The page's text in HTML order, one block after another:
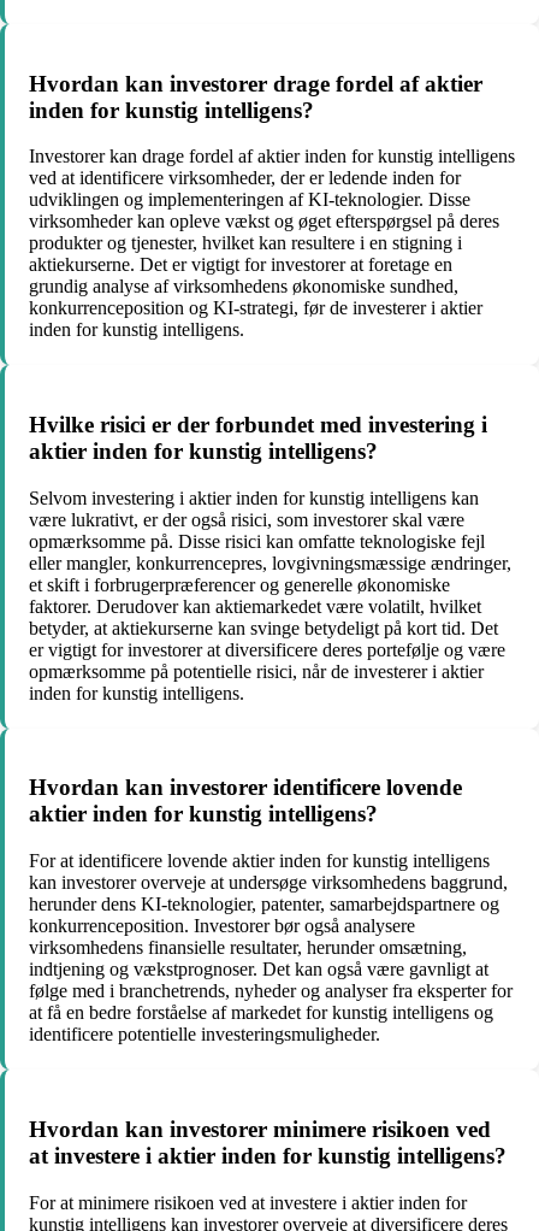
Hvordan kan investorer drage fordel af aktier
inden for kunstig intelligens?
Investorer kan drage fordel af aktier inden for kunstig intelligens
ved at identificere virksomheder, der er ledende inden for
udviklingen og implementeringen af KI-teknologier. Disse
virksomheder kan opleve vækst og øget efterspørgsel på deres
produkter og tjenester, hvilket kan resultere i en stigning i
aktiekurserne. Det er vigtigt for investorer at foretage en
grundig analyse af virksomhedens økonomiske sundhed,
konkurrenceposition og KI-strategi, før de investerer i aktier
inden for kunstig intelligens.
Hvilke risici er der forbundet med investering i
aktier inden for kunstig intelligens?
Selvom investering i aktier inden for kunstig intelligens kan
være lukrativt, er der også risici, som investorer skal være
opmærksomme på. Disse risici kan omfatte teknologiske fejl
eller mangler, konkurrencepres, lovgivningsmæssige ændringer,
et skift i forbrugerpræferencer og generelle økonomiske
faktorer. Derudover kan aktiemarkedet være volatilt, hvilket
betyder, at aktiekurserne kan svinge betydeligt på kort tid. Det
er vigtigt for investorer at diversificere deres portefølje og være
opmærksomme på potentielle risici, når de investerer i aktier
inden for kunstig intelligens.
Hvordan kan investorer identificere lovende
aktier inden for kunstig intelligens?
For at identificere lovende aktier inden for kunstig intelligens
kan investorer overveje at undersøge virksomhedens baggrund,
herunder dens KI-teknologier, patenter, samarbejdspartnere og
konkurrenceposition. Investorer bør også analysere
virksomhedens finansielle resultater, herunder omsætning,
indtjening og vækstprognoser. Det kan også være gavnligt at
følge med i branchetrends, nyheder og analyser fra eksperter for
at få en bedre forståelse af markedet for kunstig intelligens og
identificere potentielle investeringsmuligheder.
Hvordan kan investorer minimere risikoen ved
at investere i aktier inden for kunstig intelligens?
For at minimere risikoen ved at investere i aktier inden for
kunstig intelligens kan investorer overveje at diversificere deres